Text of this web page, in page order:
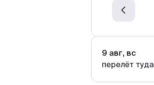
9 авг, вс
перелёт туда